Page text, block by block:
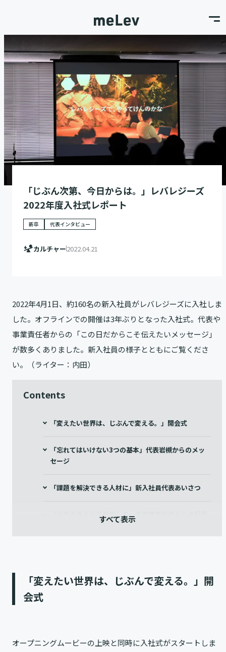
「じぶん次第、今日からは。」レバレジーズ
2022年度入社式レポート
新卒 代表インタビュー
カルチャー2022.04.21
2022年4月1日、約160名の新入社員がレバレジーズに入社しま
した。オフラインでの開催は3年ぶりとなった入社式。代表や
事業責任者からの「この日だからこそ伝えたいメッセージ」
が数多くありました。新入社員の様子とともにご覧くださ
い。（ライター：内田）
Contents
「変えたい世界は、じぶんで変える。」開会式
「忘れてはいけない3つの基本」代表岩槻からのメッ
セージ
「課題を解決できる人材に」新入社員代表あいさつ
「仕事の主人公を目指して」各事業責任者からの配属
「自ら環境を切り開く」新入社員インタビュー
「変えたい世界は、じぶんで変える。」開
会式
オープニングムービーの上映と同時に入社式がスタートしま